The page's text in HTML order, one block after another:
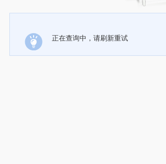
正在查询中，请刷新重试